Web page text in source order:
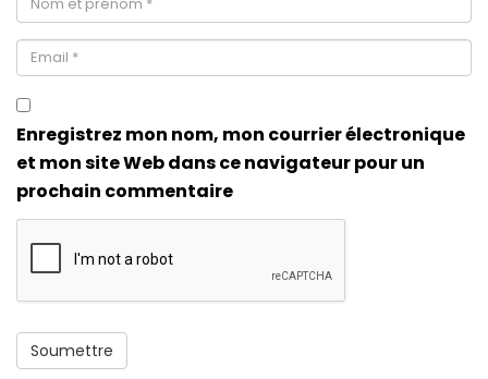
Enregistrez mon nom, mon courrier électronique
et mon site Web dans ce navigateur pour un
prochain commentaire